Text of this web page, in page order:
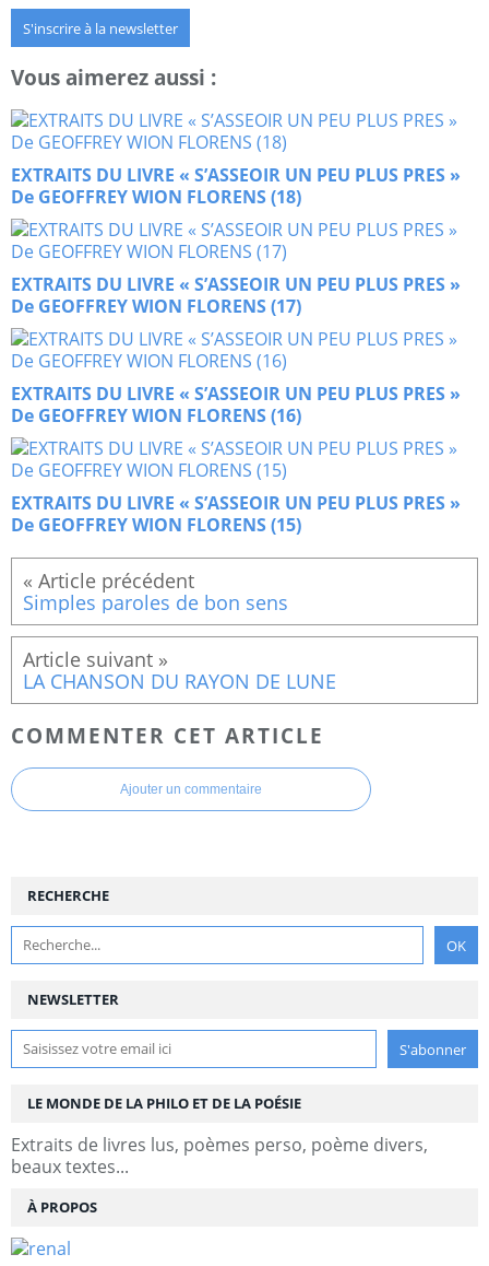
S'inscrire à la newsletter
Vous aimerez aussi :
EXTRAITS DU LIVRE « S’ASSEOIR UN PEU PLUS PRES »
De GEOFFREY WION FLORENS (18)
EXTRAITS DU LIVRE « S’ASSEOIR UN PEU PLUS PRES »
De GEOFFREY WION FLORENS (17)
EXTRAITS DU LIVRE « S’ASSEOIR UN PEU PLUS PRES »
De GEOFFREY WION FLORENS (16)
EXTRAITS DU LIVRE « S’ASSEOIR UN PEU PLUS PRES »
De GEOFFREY WION FLORENS (15)
Simples paroles de bon sens
LA CHANSON DU RAYON DE LUNE
COMMENTER CET ARTICLE
Ajouter un commentaire
NEWSLETTER
RECHERCHE
LE MONDE DE LA PHILO ET DE LA POÉSIE
Extraits de livres lus, poèmes perso, poème divers,
beaux textes...
À PROPOS